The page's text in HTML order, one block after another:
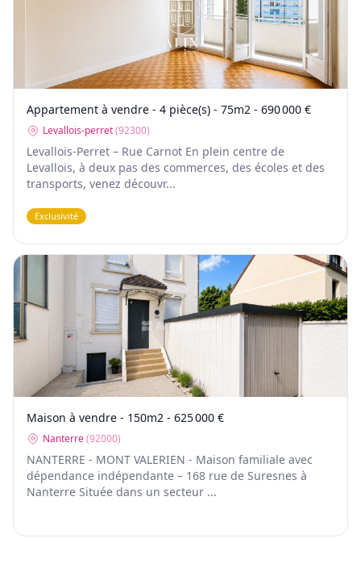
Appartement à vendre - 4 pièce(s) - 75m2 - 690 000 €
Levallois-perret(92300)
Levallois-Perret – Rue Carnot En plein centre de
Levallois, à deux pas des commerces, des écoles et des
transports, venez découvr...
Exclusivité
Maison à vendre - 150m2 - 625 000 €
Nanterre(92000)
NANTERRE - MONT VALERIEN - Maison familiale avec
dépendance indépendante – 168 rue de Suresnes à
Nanterre Située dans un secteur ...